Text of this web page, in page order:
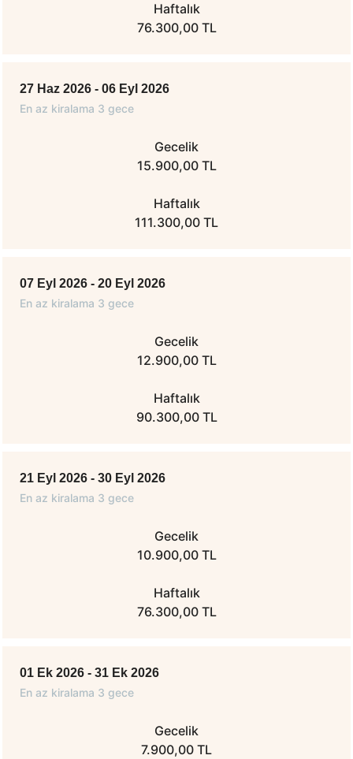
Haftalık
76.300,00 TL
27 Haz 2026 - 06 Eyl 2026
En az kiralama 3 gece
Gecelik
15.900,00 TL
Haftalık
111.300,00 TL
07 Eyl 2026 - 20 Eyl 2026
En az kiralama 3 gece
Gecelik
12.900,00 TL
Haftalık
90.300,00 TL
21 Eyl 2026 - 30 Eyl 2026
En az kiralama 3 gece
Gecelik
10.900,00 TL
Haftalık
76.300,00 TL
01 Ek 2026 - 31 Ek 2026
En az kiralama 3 gece
Gecelik
7.900,00 TL